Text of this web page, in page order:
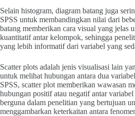
Selain histogram, diagram batang juga
SPSS untuk membandingkan nilai dari
batang memberikan cara visual yang jelas
kuantitatif antar kelompok, sehingga
yang lebih informatif dari variabel yang
Scatter plots adalah jenis visualisasi lain
untuk melihat hubungan antara dua
SPSS, scatter plot memberikan wawasan
hubungan positif atau negatif antar
berguna dalam penelitian yang bertujuan
menggambarkan keterkaitan antara